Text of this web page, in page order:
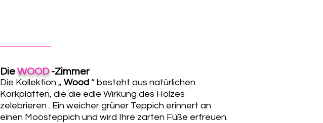
Die WOOD-Zimmer
Die Kollektion „ Wood “ besteht aus natürlichen
Korkplatten, die die edle Wirkung des Holzes
zelebrieren . Ein weicher grüner Teppich erinnert an
einen Moosteppich und wird Ihre zarten Füße erfreuen.